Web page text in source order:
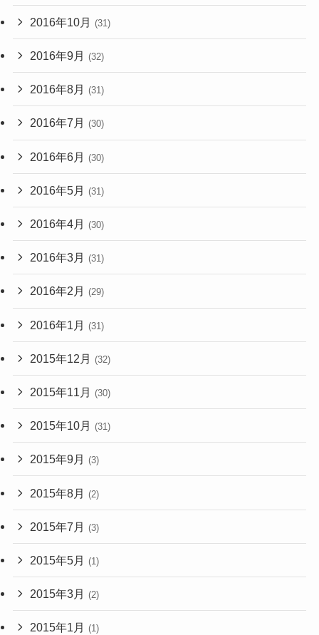
2016年10月 (31)
2016年9月 (32)
2016年8月 (31)
2016年7月 (30)
2016年6月 (30)
2016年5月 (31)
2016年4月 (30)
2016年3月 (31)
2016年2月 (29)
2016年1月 (31)
2015年12月 (32)
2015年11月 (30)
2015年10月 (31)
2015年9月 (3)
2015年8月 (2)
2015年7月 (3)
2015年5月 (1)
2015年3月 (2)
2015年1月 (1)